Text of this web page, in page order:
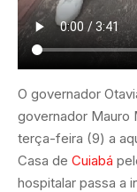
O governador
governador Mauro
terça-feira (9) a
Casa de Cuiabá
hospitalar passa a